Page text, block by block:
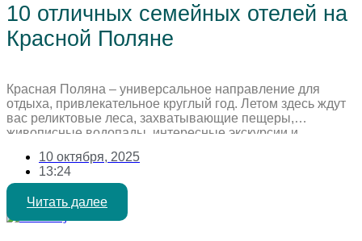
10 отличных семейных отелей на
Красной Поляне
Красная Поляна – универсальное направление для
отдыха, привлекательное круглый год. Летом здесь ждут
вас реликтовые леса, захватывающие пещеры,
живописные водопады, интересные экскурсии и,
предлагает активный отдых на горных склонах с
последующим расслаблением в Спа-комплексе, сауне
или за вкусным ужином. Планируя семейное
путешествие, уделите внимание выбору отеля в Красной
[…]
10 октября, 2025
13:24
Читать далее